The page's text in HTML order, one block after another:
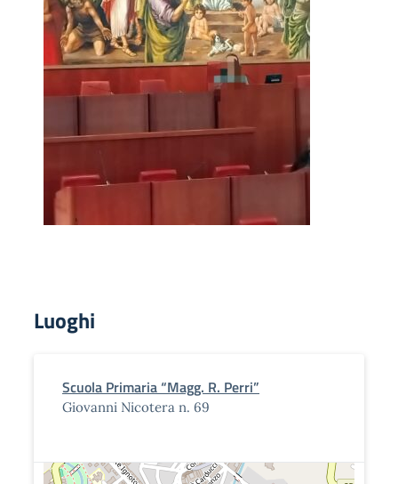
Luoghi
Scuola Primaria “Magg. R. Perri”
Giovanni Nicotera n. 69